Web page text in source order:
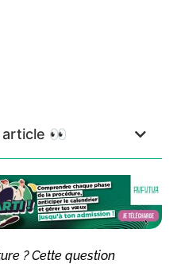
article 👀
? Cette question